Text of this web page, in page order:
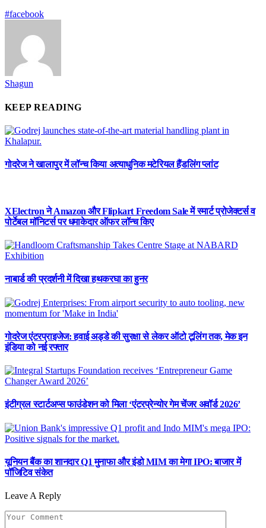
#facebook
Shagun
KEEP READING
गोदरेज ने खालापुर में लॉन्च किया अत्याधुनिक मटेरियल हैंडलिंग प्लांट
XElectron ने Amazon और Flipkart Freedom Sale में स्मार्ट प्रोजेक्टर्स व
पोर्टेबल मॉनिटर्स पर धमाकेदार ऑफर लॉन्च किए
नाबार्ड की प्रदर्शनी में दिखा हथकरघा का हुनर
गोदरेज एंटरप्राइजेज: हवाई अड्डे की सुरक्षा से लेकर ऑटो टूलिंग तक, मेक इन
इंडिया को नई रफ्तार
इंटीग्रल स्टार्टअप्स फाउंडेशन को मिला ‘एंटरप्रेन्योर गेम चेंजर अवॉर्ड 2026’
यूनियन बैंक का शानदार Q1 मुनाफा और इंडो MIM का मेगा IPO: बाजार में
पॉजिटिव संकेत
Leave A Reply